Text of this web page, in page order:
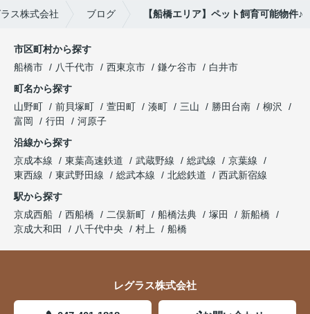
ス株式会社 ブログ 【船橋エリア】ペット飼育可能物件♪
市区町村から探す
船橋市
八千代市 西東京市 鎌ケ谷市
白井市
町名から探す
山野町
前貝塚町 萱田町 湊町 三山 勝田台南
柳沢
富岡
行田
河原子
沿線から探す
京成本線
東葉高速鉄道 武蔵野線 総武線
京葉線
東西線
東武野田線 総武本線 北総鉄道
西武新宿線
駅から探す
京成西船
西船橋 二俣新町 船橋法典 塚田
新船橋
京成大和田
八千代中央 村上 船橋
レグラス株式会社